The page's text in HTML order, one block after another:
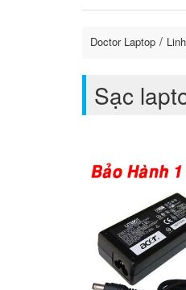
Doctor Laptop
Sạc